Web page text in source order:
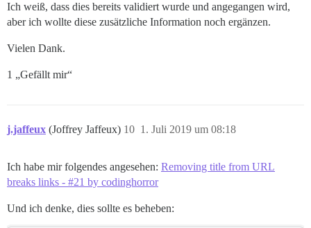
Ich weiß, dass dies bereits validiert wurde und angegangen wird,
aber ich wollte diese zusätzliche Information noch ergänzen.
Vielen Dank.
1 „Gefällt mir“
j.jaffeux (Joffrey Jaffeux) 1. Juli 2019 um 08:18
10
Ich habe mir folgendes angesehen: Removing title from URL
breaks links - #21 by codinghorror
Und ich denke, dies sollte es beheben: